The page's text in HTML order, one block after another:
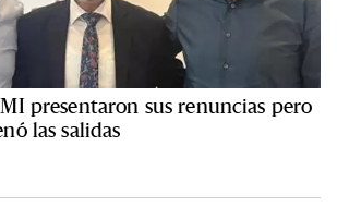
presentaron sus renuncias pero
las salidas